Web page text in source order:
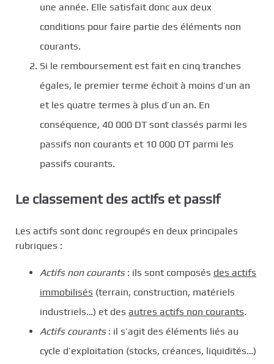
une année. Elle satisfait donc aux deux
conditions pour faire partie des éléments non
courants.
Si le remboursement est fait en cinq tranches
égales, le premier terme échoit à moins d’un an
et les quatre termes à plus d’un an. En
conséquence, 40 000 DT sont classés parmi les
passifs non courants et 10 000 DT parmi les
passifs courants.
Le classement des actifs et passif
Les actifs sont donc regroupés en deux principales
rubriques :
Actifs non courants: ils sont composés des actifs
immobilisés (terrain, construction, matériels
industriels…) et des autres actifs non courants.
Actifs courants: il s’agit des éléments liés au
cycle d’exploitation (stocks, créances, liquidités…)